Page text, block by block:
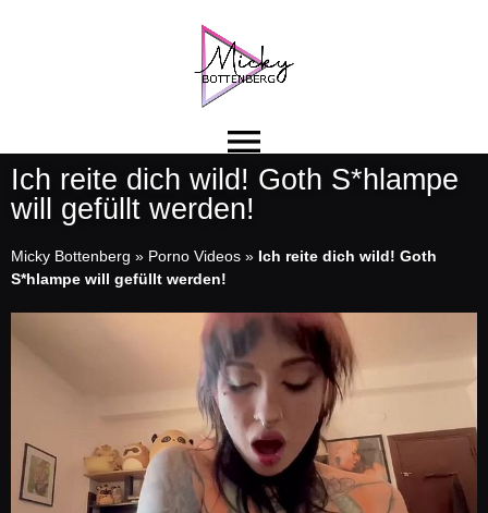
Ich reite dich wild! Goth S*hlampe
will gefüllt werden!
Micky Bottenberg » Porno Videos » Ich reite dich wild! Goth
S*hlampe will gefüllt werden!